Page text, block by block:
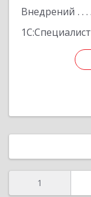
Внедрений
1С:Специалист
1